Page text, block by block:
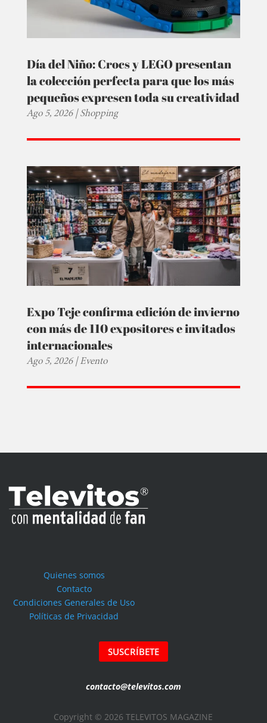
Día del Niño: Crocs y LEGO presentan
la colección perfecta para que los más
pequeños expresen toda su creatividad
Ago 5, 2026|Shopping
Expo Teje confirma edición de invierno
con más de 110 expositores e invitados
internacionales
Ago 5, 2026|Evento
Quienes somos
Contacto
Condiciones Generales de Uso
Políticas de Privacidad
SUSCRÍBETE
contacto@televitos.com
Copyright © 2026 TELEVITOS MAGAZINE